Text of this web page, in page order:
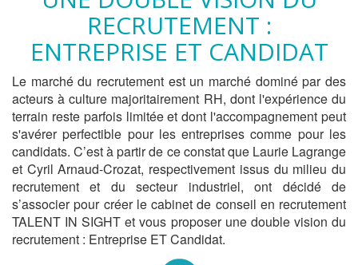
RECRUTEMENT :
ENTREPRISE ET CANDIDAT
Le marché du recrutement est un marché dominé par des
acteurs à culture majoritairement RH, dont l'expérience du
terrain reste parfois limitée et dont l'accompagnement peut
s'avérer perfectible pour les entreprises comme pour les
candidats. C’est à partir de ce constat que Laurie Lagrange
et Cyril Arnaud-Crozat, respectivement issus du milieu du
recrutement et du secteur industriel, ont décidé de
s’associer pour créer le cabinet de conseil en recrutement
TALENT IN SIGHT et vous proposer une double vision du
recrutement : Entreprise ET Candidat.